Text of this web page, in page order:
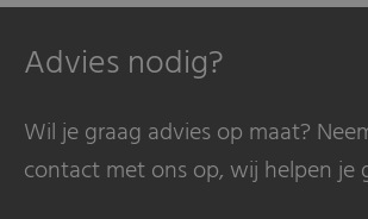
Advies nodig?
Wil je graag advies op maat?
contact met ons op, wij helpen je